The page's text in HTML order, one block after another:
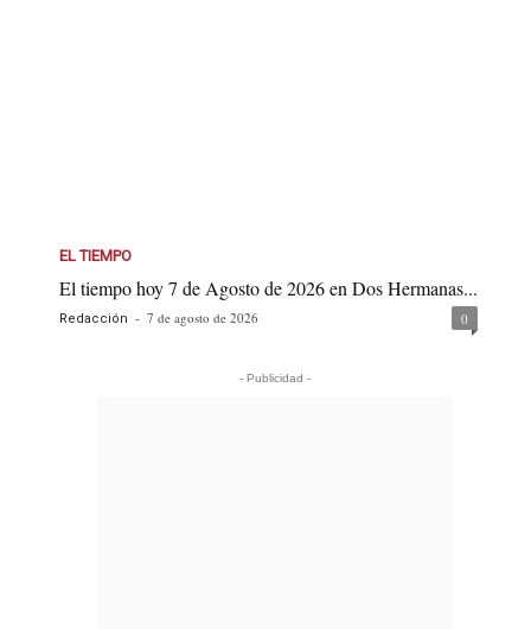
EL TIEMPO
El tiempo hoy 7 de Agosto de 2026 en Dos Hermanas...
Redacción - 7 de agosto de 2026 0
- Publicidad -